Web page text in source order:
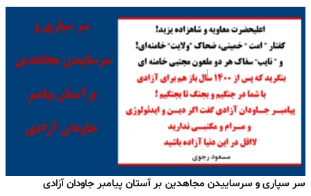
سر سپاری و سرساییدن مجاهدین بر آستان پیامبر جاودان آزادی